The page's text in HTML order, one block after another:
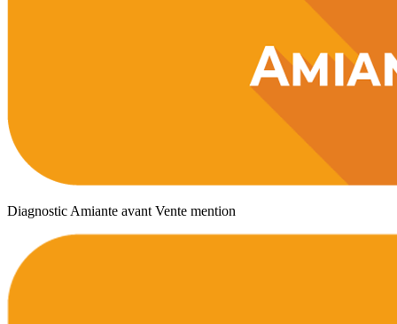
Diagnostic Amiante avant Vente mention